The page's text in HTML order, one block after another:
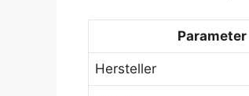
Parameter
Hersteller